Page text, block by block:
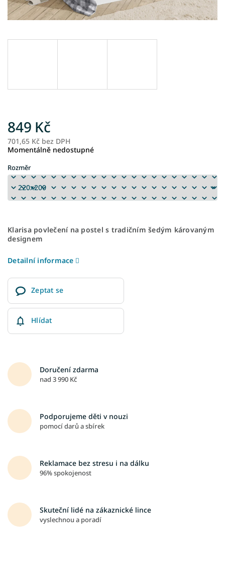
849 Kč
701,65 Kč bez DPH
Momentálně nedostupné
Rozměr
Klarisa povlečení na postel s tradičním šedým károvaným
designem
Detailní informace
Zeptat se
Hlídat
Doručení zdarma
nad 3 990 Kč
Podporujeme děti v nouzi
pomocí darů a sbírek
Reklamace bez stresu i na dálku
96% spokojenost
Skuteční lidé na zákaznické lince
vyslechnou a poradí